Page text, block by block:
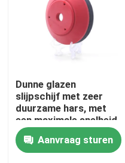
Dunne glazen
slijpschijf met zeer
duurzame hars, met
een maximale snelheid
van minder dan 2800
RPM, geoptimaliseerd
voor stabiliteit en
Aanvraag sturen